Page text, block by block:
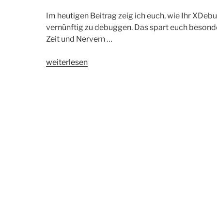
Im heutigen Beitrag zeig ich euch, wie Ihr
vernünftig zu debuggen. Das spart euch
Zeit und Nervern …
„Debuggen
weiterlesen